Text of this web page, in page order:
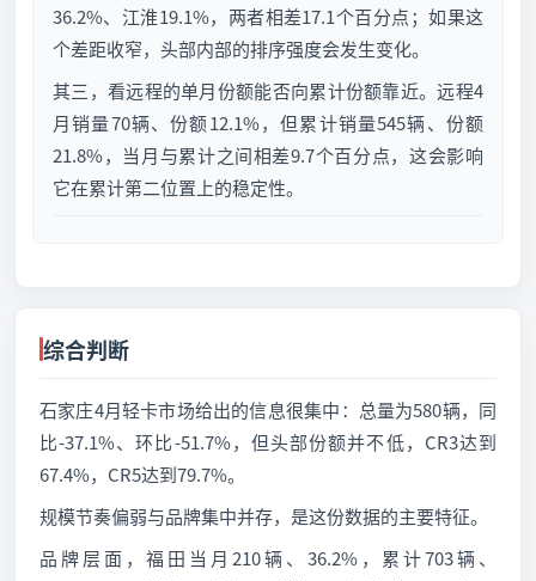
36.2%、江淮19.1%，两者相差17.1个百分点；如果这
个差距收窄，头部内部的排序强度会发生变化。
其三，看远程的单月份额能否向累计份额靠近。远程4
月销量70辆、份额12.1%，但累计销量545辆、份额
21.8%，当月与累计之间相差9.7个百分点，这会影响
它在累计第二位置上的稳定性。
综合判断
石家庄4月轻卡市场给出的信息很集中：总量为580辆，同
比-37.1%、环比-51.7%，但头部份额并不低，CR3达到
67.4%，CR5达到79.7%。
规模节奏偏弱与品牌集中并存，是这份数据的主要特征。
品牌层面，福田当月210辆、36.2%，累计703辆、